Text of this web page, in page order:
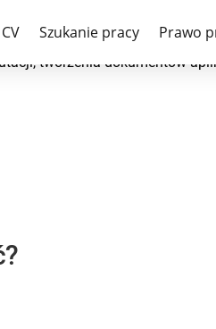
Szukanie pracy Prawo
tworzenia dokumentów